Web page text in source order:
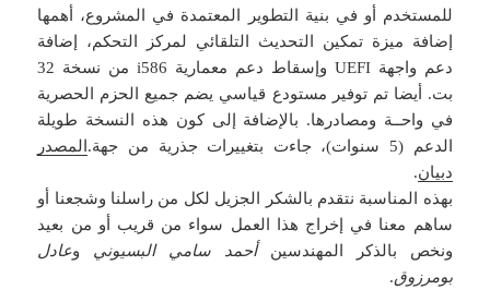
للمستخدم أو في بنية التطوير المعتمدة في المشروع، أهمها
إضافة ميزة تمكين التحديث التلقائي لمركز التحكم، إضافة
دعم واجهة UEFI وإسقاط دعم معمارية i586 من نسخة 32
بت. أيضا تم توفير مستودع قياسي يضم جميع الحزم الحصرية
في واحــة ومصادرها. بالإضافة إلى كون هذه النسخة طويلة
الدعم (5 سنوات)، جاءت بتغييرات جذرية من جهة.
المصدر
دبيان.
بهذه المناسبة نتقدم بالشكر الجزيل لكل من راسلنا وشجعنا أو
ساهم معنا في إخراج هذا العمل سواء من قريب أو من بعيد
ونخص بالذكر المهندسينأحمد سامي البسيوني وعادل
بومرزوق.